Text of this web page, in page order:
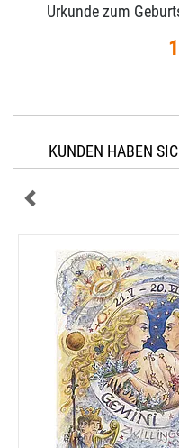
Urkunde zum
KUNDEN HABEN